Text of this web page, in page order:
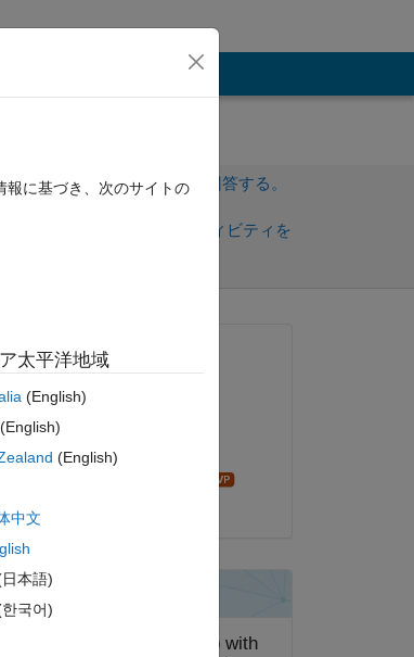
サインインしてこの質問に回答する。
サインインしてアクティビティを
質問済み:
2023 年 7 月 3 日
回答済み:
報に基づき、次のサイトの
太平洋地域
(English)
(English)
中文
本語)
국어)